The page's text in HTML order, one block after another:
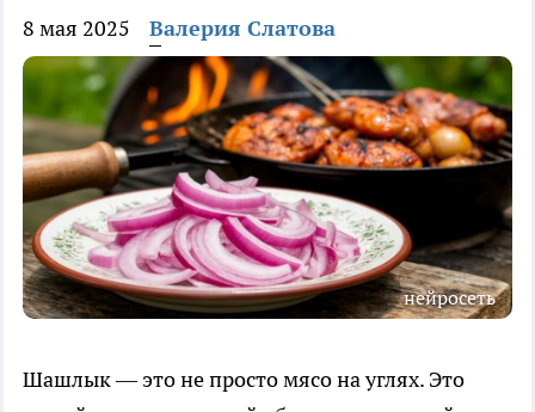
8 мая 2025 Валерия Слатова
нейросеть
Шашлык — это не просто мясо на углях. Это